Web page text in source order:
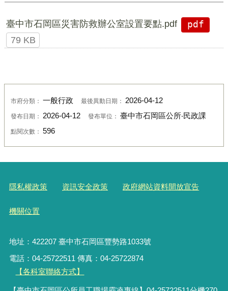
臺中市石岡區災害防救辦公室設置要點.pdf
pdf
79 KB
市府分類： 一般行政 最後異動日期： 2026-04-12
發布日期： 2026-04-12 發布單位： 臺中市石岡區公所‧民政課
點閱次數： 596
隱私權政策 資訊安全政策 政府網站資料開放宣告
機關位置
地址：422207 臺中市石岡區豐勢路1033號
電話：04-25722511 傳真：04-25722874
【各科室聯絡方式】